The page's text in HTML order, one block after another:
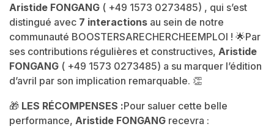
Aristide FONGANG ( +49 1573 0273485) , qui s’est
distingué avec 7 interactions au sein de notre
communauté BOOSTERSARECHERCHEEMPLOI ! 🌟Par
ses contributions régulières et constructives, Aristide
FONGANG ( +49 1573 0273485) a su marquer l’édition
d’avril par son implication remarquable. 👏
🎁 LES RÉCOMPENSES :Pour saluer cette belle
performance, Aristide FONGANG recevra :